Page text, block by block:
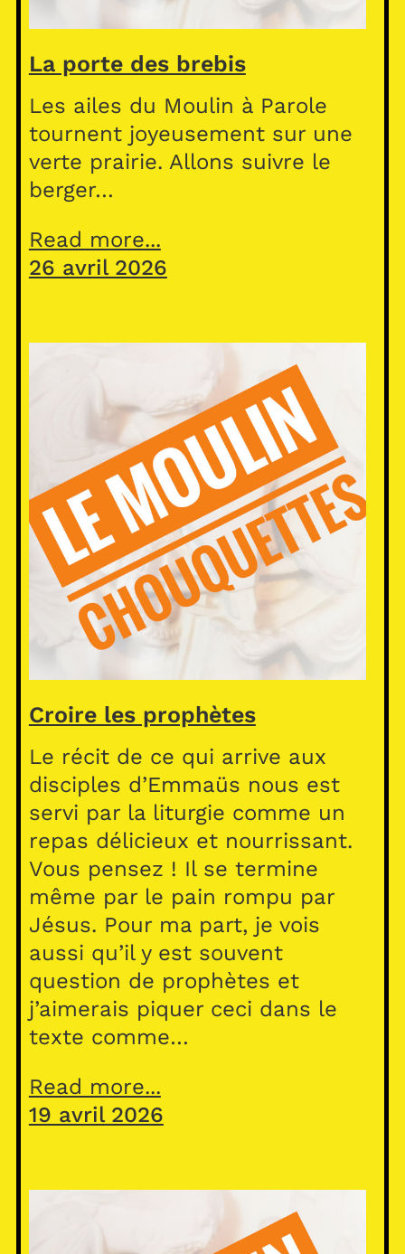
La porte des brebis
Les ailes du Moulin à Parole
tournent joyeusement sur une
verte prairie. Allons suivre le
berger…
Read more...
26 avril 2026
Croire les prophètes
Le récit de ce qui arrive aux
disciples d’Emmaüs nous est
servi par la liturgie comme un
repas délicieux et nourrissant.
Vous pensez ! Il se termine
même par le pain rompu par
Jésus. Pour ma part, je vois
aussi qu’il y est souvent
question de prophètes et
j’aimerais piquer ceci dans le
texte comme…
Read more...
19 avril 2026